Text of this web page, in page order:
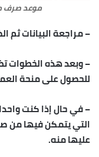
موعد صرف
– مراجعة البيانات ثم
– وبعد هذه الخطوات
للحصول على منحة
– في حال إذا كنت
التي يتمكن فيها من
عليها منه.